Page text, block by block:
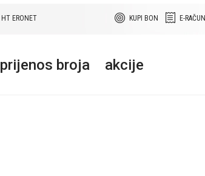
E-RAČUN
KUPI BON
HT ERONET
prijenos broja akcije